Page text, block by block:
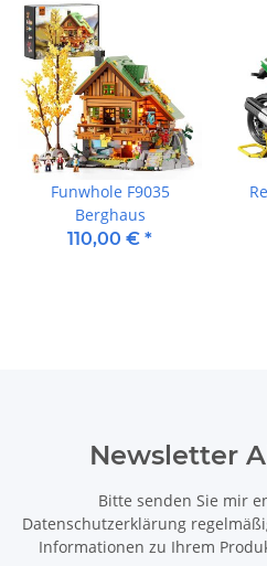
Funwhole F9035
Berghaus
110,00 € *
Newsletter
Bitte senden Sie mir
Datenschutzerklärung
Informationen zu Ihrem